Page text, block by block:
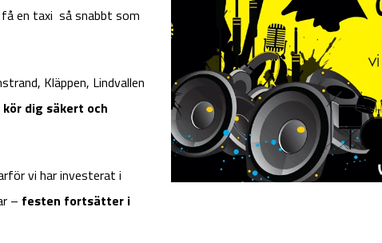
en taxi så snabbt som
Kläppen, Lindvallen
kör dig säkert och
vi har investerat i
– festen fortsätter i